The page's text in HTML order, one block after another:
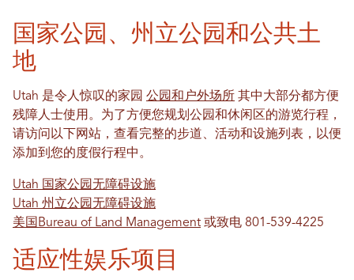
国家公园、州立公园和公共土
地
Utah 是令人惊叹的家园 公园和户外场所 其中大部分都方便
残障人士使用。为了方便您规划公园和休闲区的游览行程，
请访问以下网站，查看完整的步道、活动和设施列表，以便
添加到您的度假行程中。
Utah 国家公园无障碍设施
Utah 州立公园无障碍设施
美国Bureau of Land Management 或致电 801-539-4225
适应性娱乐项目